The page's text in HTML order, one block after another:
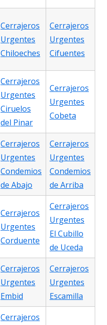
Cerrajeros
Urgentes
Chiloeches
Cerrajeros
Urgentes
Cifuentes
Cerrajeros
Urgentes
Ciruelos
del Pinar
Cerrajeros
Urgentes
Cobeta
Cerrajeros
Urgentes
Condemios
de Abajo
Cerrajeros
Urgentes
Condemios
de Arriba
Cerrajeros
Urgentes
Corduente
Cerrajeros
Urgentes
El Cubillo
de Uceda
Cerrajeros
Urgentes
Embid
Cerrajeros
Urgentes
Escamilla
Cerrajeros